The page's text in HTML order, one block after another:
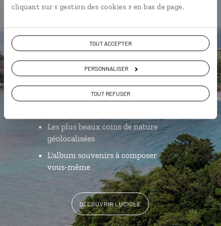
cliquant sur « gestion des cookies » en bas de page.
TOUT ACCEPTER
PERSONNALISER
TOUT REFUSER
Luciole,
l'appli qui vous guide en
Jamaïque
L’itinéraire vers votreécolodge
Notre sélection des plus belles
Les plus beaux coins de nature
géolocalisées
L'album souvenirs à composer
vous-même
DÉCOUVRIR LUCIOLE